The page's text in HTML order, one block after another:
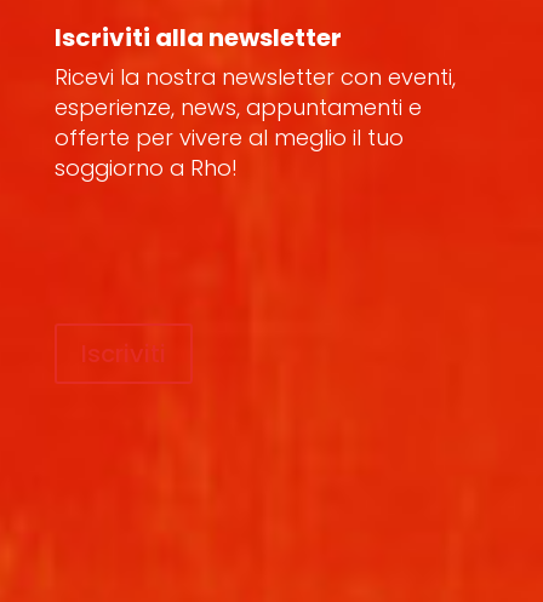
Iscriviti alla newsletter
Ricevi la nostra newsletter con eventi,
esperienze, news, appuntamenti e
offerte per vivere al meglio il tuo
soggiorno a Rho!
Iscriviti